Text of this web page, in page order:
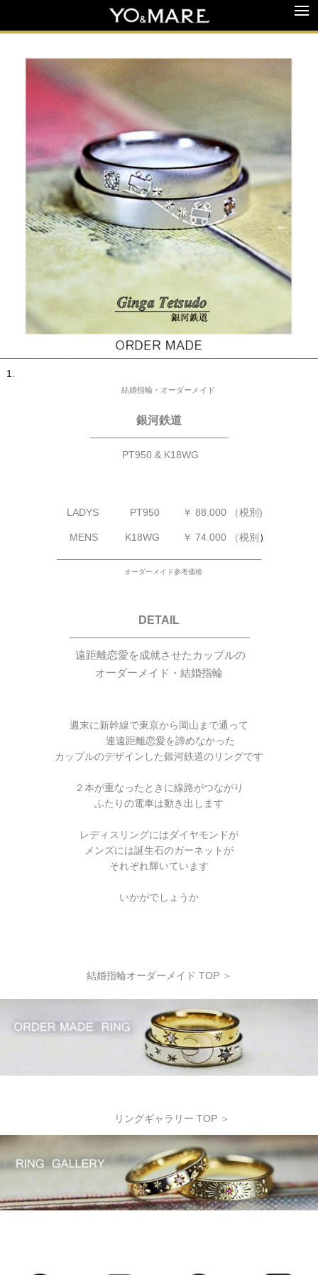
結婚指輪・オーダーメイド
銀河鉄道
—————————————
PT950 & K18WG
LADYS PT950 ￥ 88.000 （税別)
MENS K18WG ￥ 74.000 （税別 ）
オーダーメイド参考価格
DETAIL
—————————————————
遠距離恋愛を成就させたカップルの
オーダーメイド・結婚指輪
週末に新幹線で東京から岡山まで通って
連遠距離恋愛を諦めなかった
カップルのデザインした銀河鉄道のリングです
２本が重なったときに線路がつながり
ふたりの電車は動き出します
レディスリングにはダイヤモンドが
メンズには誕生石のガーネットが
それぞれ輝いています
いかがでしょうか
結婚指輪オーダーメイド TOP ＞
リングギャラリー TOP ＞